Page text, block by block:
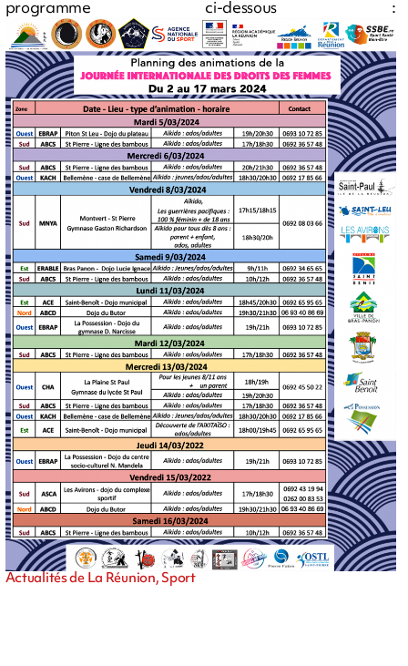
programme ci-dessous :
Actualités de La Réunion, Sport